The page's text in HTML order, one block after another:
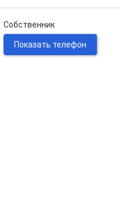
Собственник
Показать телефон